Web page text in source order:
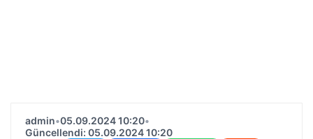
admin•05.09.2024 10:20•
Güncellendi: 05.09.2024 10:20